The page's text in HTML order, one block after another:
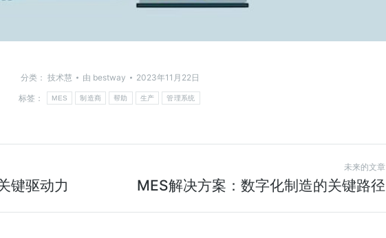
分类： 技术慧 由 bestway
2023年11月22日
标签：
MES 制造商 帮助 生产 管理系统
键驱动力
未来的文章
MES解决方案：数字化制造的关键路径